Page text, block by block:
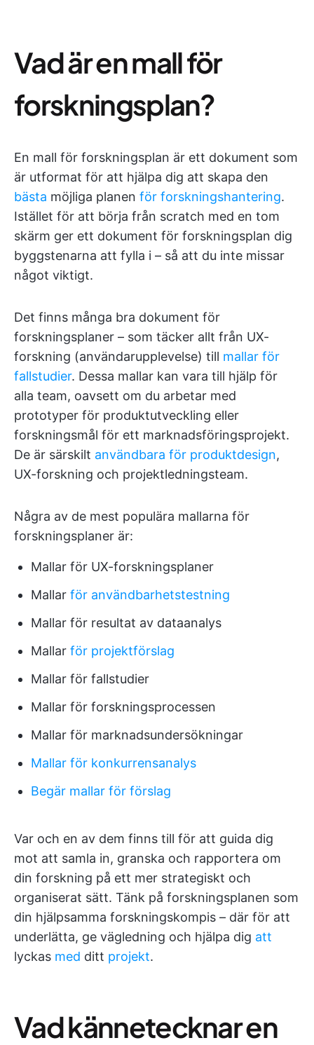
Vad är en mall för
forskningsplan?
En mall för forskningsplan är ett dokument som
är utformat för att hjälpa dig att skapa den
bästa möjliga planen för forskningshantering.
Istället för att börja från scratch med en tom
skärm ger ett dokument för forskningsplan dig
byggstenarna att fylla i – så att du inte missar
något viktigt.
Det finns många bra dokument för
forskningsplaner – som täcker allt från UX-
forskning (användarupplevelse) till mallar för
fallstudier. Dessa mallar kan vara till hjälp för
alla team, oavsett om du arbetar med
prototyper för produktutveckling eller
forskningsmål för ett marknadsföringsprojekt.
De är särskilt användbara för produktdesign,
UX-forskning och projektledningsteam.
Några av de mest populära mallarna för
forskningsplaner är:
Mallar för UX-forskningsplaner
Mallar för användbarhetstestning
Mallar för resultat av dataanalys
Mallar för projektförslag
Mallar för fallstudier
Mallar för forskningsprocessen
Mallar för marknadsundersökningar
Mallar för konkurrensanalys
Begär mallar för förslag
Var och en av dem finns till för att guida dig
mot att samla in, granska och rapportera om
din forskning på ett mer strategiskt och
organiserat sätt. Tänk på forskningsplanen som
din hjälpsamma forskningskompis – där för att
underlätta, ge vägledning och hjälpa dig att
lyckas med ditt projekt.
Vad kännetecknar en